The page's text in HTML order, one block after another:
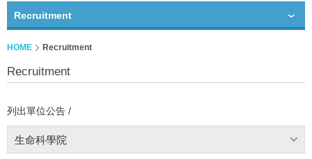
Recruitment
HOME Recruitment
Recruitment
列出單位公告 /
生命科學院